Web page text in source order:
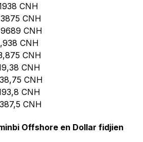
CNH
CNH
CNH
CNH
CNH
CNH
CNH
CNH
CNH
Offshore en Dollar fidjien